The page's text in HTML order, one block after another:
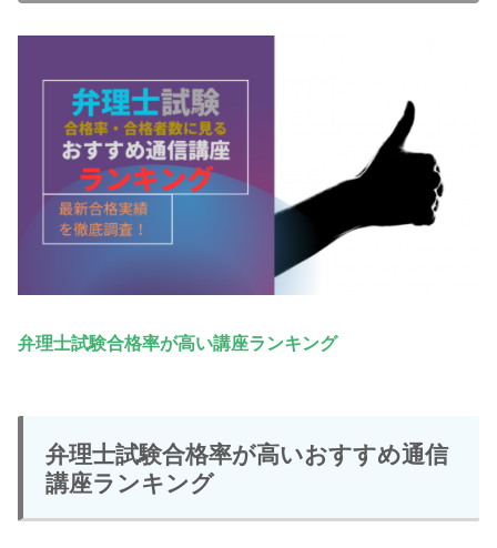
弁理士試験合格率が高い講座ランキング
弁理士試験合格率が高いおすすめ通信
講座ランキング